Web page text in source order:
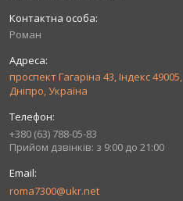
Роман
проспект Гагаріна 43, Індекс 49005,
Дніпро, Україна
+380 (63) 788-05-83
Прийом дзвінків: з 9:00 до 21:00
roma7300@ukr.net